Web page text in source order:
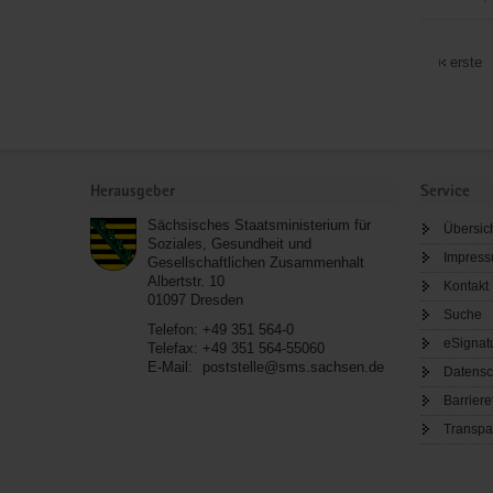
erste
Herausgeber
Sächsisches Staatsministerium für
Soziales, Gesundheit und
Gesellschaftlichen Zusammenhalt
Albertstr. 10
01097 Dresden
Telefon: +49 351 564-0
Telefax: +49 351 564-55060
E-Mail:
poststelle@sms.sachsen.de
Service
Kontakt
Suche